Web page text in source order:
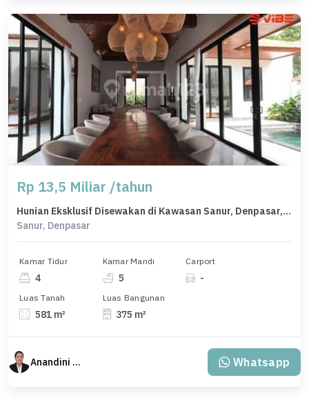
Rp 13,5 Miliar /tahun
Hunian Eksklusif Disewakan di Kawasan Sanur, Denpasar, LB 375m²
Sanur, Denpasar
Kamar Tidur
4
Kamar Mandi
5
Carport
-
Luas Tanah
581 m²
Luas Bangunan
375 m²
Anandini Property Whatsapp